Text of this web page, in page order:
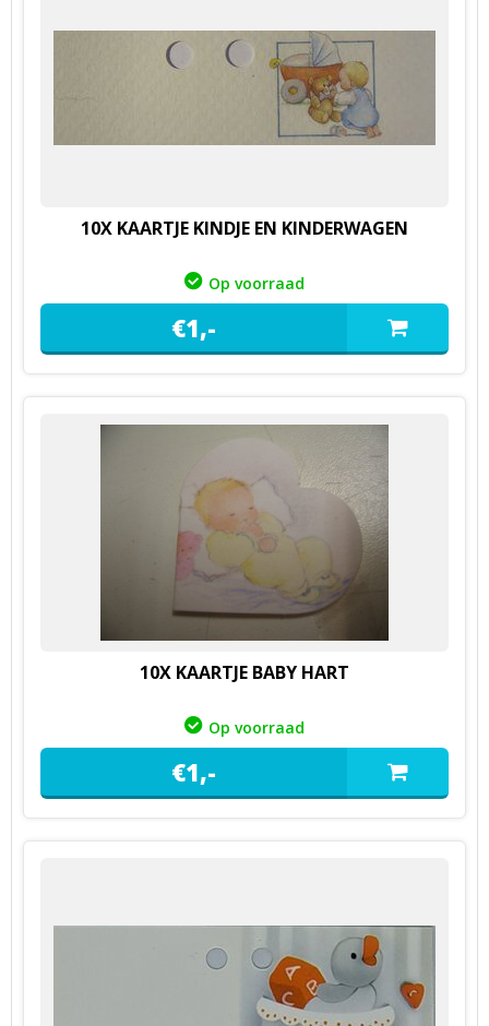
10X KAARTJE KINDJE EN KINDERWAGEN
Op voorraad
€1,-
10X KAARTJE BABY HART
Op voorraad
€1,-